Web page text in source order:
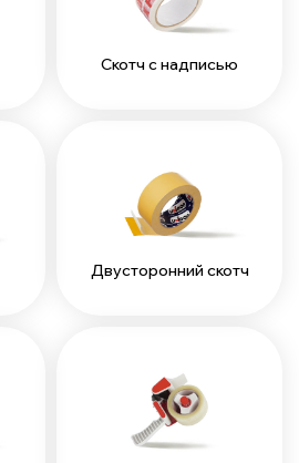
Скотч с надписью
Двусторонний скотч